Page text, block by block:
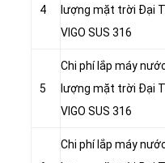
4
lượng mặt trời Đại
VIGO SUS 316
5
Chi phí lắp máy
lượng mặt trời Đại
VIGO SUS 316
Chi phí lắp máy